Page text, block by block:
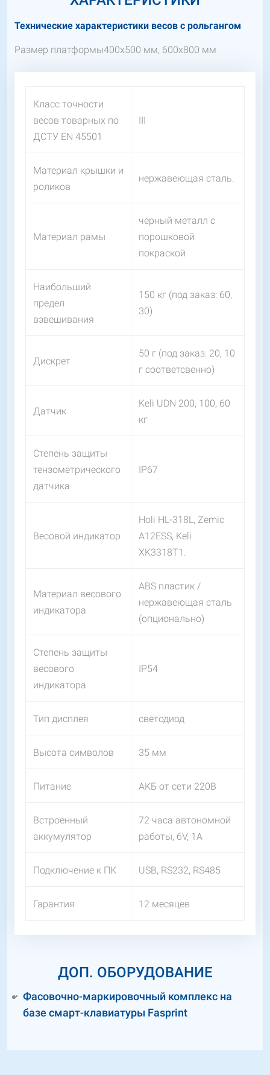
Технические характеристики весов с рольгангом
Размер платформы400х500 мм, 600х800 мм
Класс точности
весов товарных по
ДСТУ EN 45501
III
Материал крышки и
роликов
нержавеющая сталь.
Материал рамы
черный металл с
порошковой
покраской
Наибольший
предел
взвешивания
150 кг (под заказ: 60,
30)
Дискрет
50 г (под заказ: 20, 10
г соответсвенно)
Датчик
Keli UDN 200, 100, 60
кг
Степень защиты
тензометрического
датчика
IP67
Весовой индикатор
Holi HL-318L, Zemic
A12ESS, Keli
XK3318T1.
Материал весового
индикатора
ABS пластик /
нержавеющая сталь
(опционально)
Степень защиты
весового
индикатора
IP54
Тип дисплея светодиод
Высота символов 35 мм
Питание АКБ от сети 220В
Встроенный
аккумулятор
72 часа автономной
работы, 6V, 1А
Подключение к ПК USB, RS232, RS485
Гарантия 12 месяцев
ДОП. ОБОРУДОВАНИЕ
Фасовочно-маркировочный комплекс на
базе смарт-клавиатуры Fasprint